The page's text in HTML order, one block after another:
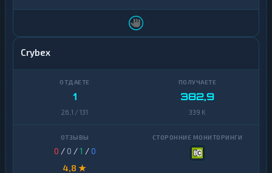
Crybex
1
26,1 / 131
382,9
339 K
0 / 0 /1 /0
4,8 ★